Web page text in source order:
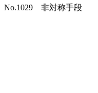
No.1029 非対称手段